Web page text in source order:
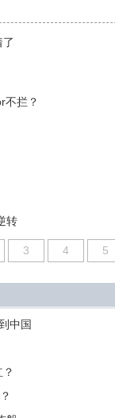
不拦？
转
3 4 5
中国